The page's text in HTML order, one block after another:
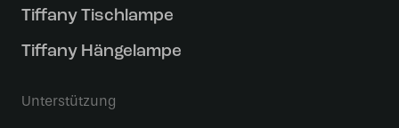
Tiffany Tischlampe
Tiffany Hängelampe
Unterstützung